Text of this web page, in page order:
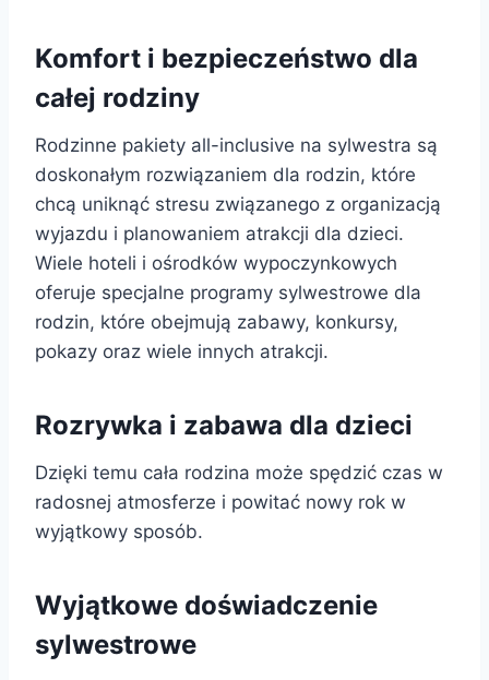
Komfort i bezpieczeństwo dla
całej rodziny
Rodzinne pakiety all-inclusive na sylwestra są
doskonałym rozwiązaniem dla rodzin, które
chcą uniknąć stresu związanego z organizacją
wyjazdu i planowaniem atrakcji dla dzieci.
Wiele hoteli i ośrodków wypoczynkowych
oferuje specjalne programy sylwestrowe dla
rodzin, które obejmują zabawy, konkursy,
pokazy oraz wiele innych atrakcji.
Rozrywka i zabawa dla dzieci
Dzięki temu cała rodzina może spędzić czas w
radosnej atmosferze i powitać nowy rok w
wyjątkowy sposób.
Wyjątkowe doświadczenie
sylwestrowe